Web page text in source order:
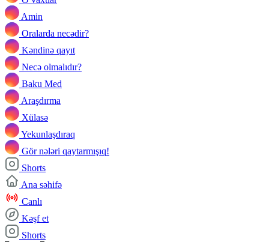
Amin
Oralarda necədir?
Kəndinə qayıt
Necə olmalıdır?
Baku Med
Araşdırma
Xülasə
Yekunlaşdıraq
Gör nələri qaytarmışıq!
Shorts
Ana səhifə
Canlı
Kəşf et
Shorts